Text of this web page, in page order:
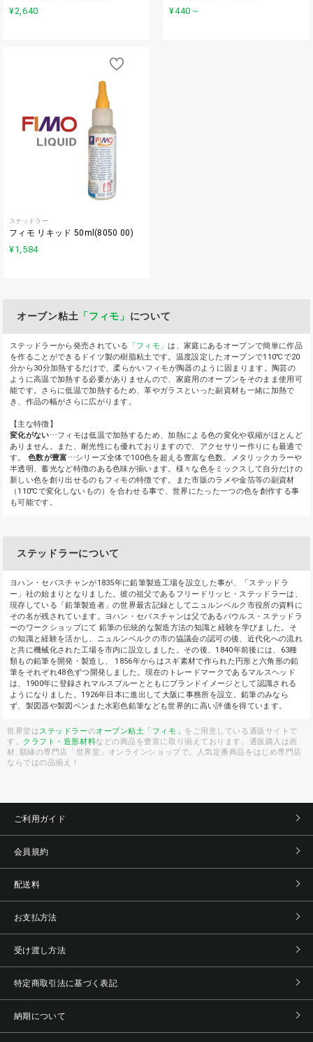
¥2,640 ¥440 ～
ステッドラー
フィモ リキッド 50ml(8050 00)
¥1,584
オーブン粘土 「フィモ」 について
ステッドラーから発売されている 「フィモ」は、家庭にあるオーブンで簡単に作品
を作ることができるドイツ製の樹脂粘土です。温度設定したオーブンで110℃で20
分から30分加熱するだけで、柔らかいフィモが陶器のように固まります。陶芸の
ように高温で加熱する必要がありませんので、家庭用のオーブンをそのまま使用可
能です。さらに低温で加熱するため、革やガラスといった副資材も一緒に加熱で
き、作品の幅がさらに広がります。
【主な特徴】
変化がない⋯フィモは低温で加熱するため、加熱による色の変化や収縮がほとんど
ありません。また、耐光性にも優れておりますので、アクセサリー作りにも最適で
す。 色数が豊富 ⋯シリーズ全体で100色を超える豊富な色数。メタリックカラーや
半透明、蓄光など特徴のある色味が揃います。様々な色をミックスして自分だけの
新しい色を創り出せるのもフィモの特徴です。また市販のラメや金箔等の副資材
（110℃で変化しないもの）を合わせる事で、世界にたった一つの色を創作する事
も可能です。
ステッドラーについて
ヨハン・セバスチャンが1835年に鉛筆製造工場を設立した事が、「ステッドラ
ー」社の始まりとなりました。彼の祖父であるフリードリッヒ・ステッドラーは、
現存している「鉛筆製造者」の世界最古記録としてニュルンベルク市役所の資料に
その名が残されています。ヨハン・セバスチャンは父であるパウルス・ステッドラ
ーのワークショップにて 鉛筆の伝統的な製造方法の知識と経験を学びました。そ
の知識と経験を活かし、ニュルンベルクの市の協議会の認可の後、近代化への流れ
と共に機械化された工場を市内に設立しました。その後、1840年前後には、63種
類もの鉛筆を開発・製造し、 1856年からはスギ素材で作られた円形と六角形の鉛
筆をそれぞれ48色ずつ開発しました。現在のトレードマークであるマルスヘッド
は、1900年に登録されマルスブルーとともにブランドイメージとして認識される
ようになりました。1926年日本に進出して大阪に事務所を設立。鉛筆のみなら
ず、製図器や製図ペンまた水彩色鉛筆なども世界的に高い評価を得ています。
世界堂はステッドラーのオーブン粘土「フィモ」 をご用意している通販サイトで
す。 クラフト・造形材料などの商品を豊富に取り揃えております。通販購入は画
材, 額縁の専門店「世界堂」オンラインショップで。人気定番商品をはじめ専門店
ならではの品揃え！
ご利用ガイド
会員規約
配送料
お支払方法
受け渡し方法
特定商取引法に基づく表記
納期について